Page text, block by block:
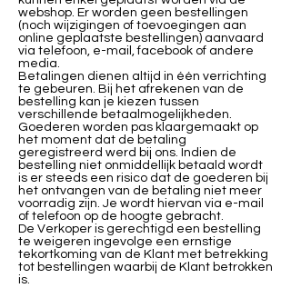
webshop. Er worden geen bestellingen
(noch wijzigingen of toevoegingen aan
online geplaatste bestellingen) aanvaard
via telefoon, e-mail, facebook of andere
media.
Betalingen dienen altijd in één verrichting
te gebeuren. Bij het afrekenen van de
bestelling kan je kiezen tussen
verschillende betaalmogelijkheden.
Goederen worden pas klaargemaakt op
het moment dat de betaling
geregistreerd werd bij ons. Indien de
bestelling niet onmiddellijk betaald wordt
is er steeds een risico dat de goederen bij
het ontvangen van de betaling niet meer
voorradig zijn. Je wordt hiervan via e-mail
of telefoon op de hoogte gebracht.
De Verkoper is gerechtigd een bestelling
te weigeren ingevolge een ernstige
tekortkoming van de Klant met betrekking
tot bestellingen waarbij de Klant betrokken
is.